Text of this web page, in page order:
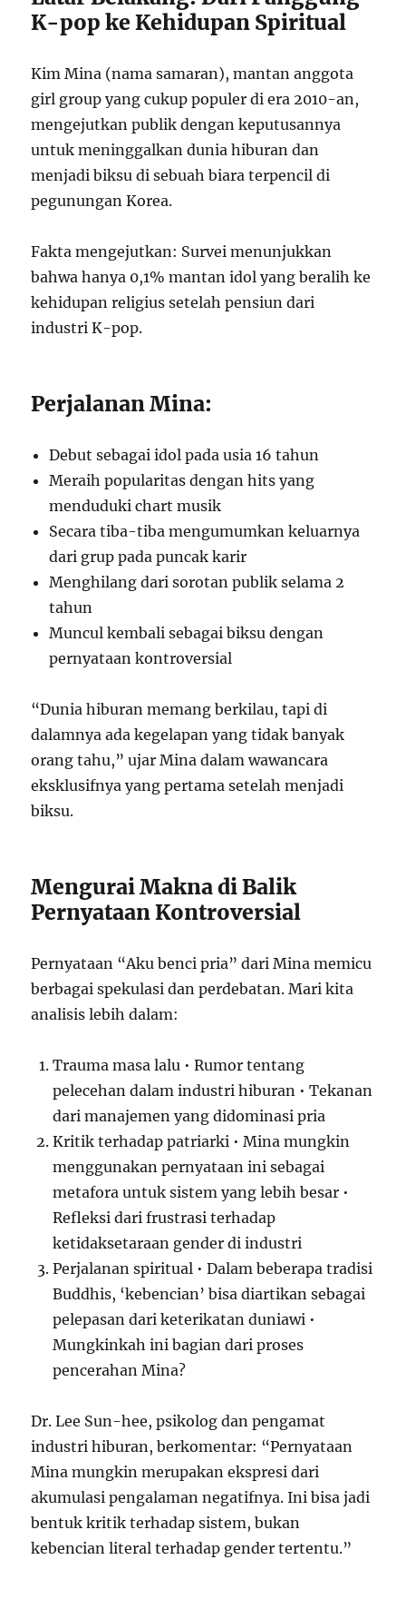
K-pop ke Kehidupan Spiritual
Kim Mina (nama samaran), mantan anggota
girl group yang cukup populer di era 2010-an,
mengejutkan publik dengan keputusannya
untuk meninggalkan dunia hiburan dan
menjadi biksu di sebuah biara terpencil di
pegunungan Korea.
Fakta mengejutkan: Survei menunjukkan
bahwa hanya 0,1% mantan idol yang beralih ke
kehidupan religius setelah pensiun dari
industri K-pop.
Perjalanan Mina:
Debut sebagai idol pada usia 16 tahun
Meraih popularitas dengan hits yang
menduduki chart musik
Secara tiba-tiba mengumumkan keluarnya
dari grup pada puncak karir
Menghilang dari sorotan publik selama 2
tahun
Muncul kembali sebagai biksu dengan
pernyataan kontroversial
“Dunia hiburan memang berkilau, tapi di
dalamnya ada kegelapan yang tidak banyak
orang tahu,” ujar Mina dalam wawancara
eksklusifnya yang pertama setelah menjadi
biksu.
Mengurai Makna di Balik
Pernyataan Kontroversial
Pernyataan “Aku benci pria” dari Mina memicu
berbagai spekulasi dan perdebatan. Mari kita
analisis lebih dalam:
Trauma masa lalu • Rumor tentang
pelecehan dalam industri hiburan • Tekanan
dari manajemen yang didominasi pria
Kritik terhadap patriarki • Mina mungkin
menggunakan pernyataan ini sebagai
metafora untuk sistem yang lebih besar •
Refleksi dari frustrasi terhadap
ketidaksetaraan gender di industri
Perjalanan spiritual • Dalam beberapa tradisi
Buddhis, ‘kebencian’ bisa diartikan sebagai
pelepasan dari keterikatan duniawi •
Mungkinkah ini bagian dari proses
pencerahan Mina?
Dr. Lee Sun-hee, psikolog dan pengamat
industri hiburan, berkomentar: “Pernyataan
Mina mungkin merupakan ekspresi dari
akumulasi pengalaman negatifnya. Ini bisa jadi
bentuk kritik terhadap sistem, bukan
kebencian literal terhadap gender tertentu.”